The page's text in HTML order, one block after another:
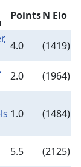
PointsN Elo
4.0 (1419)
2.0 (1964)
1.0 (1484)
5.5 (2125)